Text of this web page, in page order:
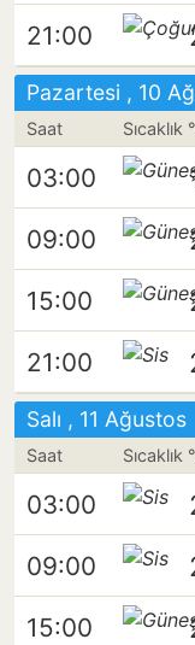
21:00
Pazartesi , 10
Saat Sıcaklık
03:00
09:00
15:00
21:00
Salı , 11 Ağustos
Saat Sıcaklık
03:00
09:00
15:00